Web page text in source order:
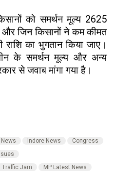
को समर्थन मूल्य 2625
और जिन किसानों ने कम कीमत
का भुगतान किया जाए।
के समर्थन मूल्य और अन्य
से जवाब मांगा गया है।
Indore News
Congress
Traffic Jam MP Latest News